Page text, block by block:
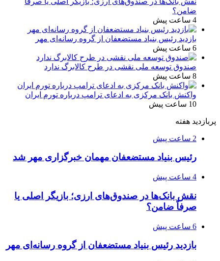
ضامن؟
4 ساعت پیش
بازدید رئیس بنیاد مستضعفان از گروه رسانه‌ای مهر
6 ساعت پیش
صندوق توسعه ملی نقشی در طرح کالابرگ ندارد
8 ساعت پیش
واکنش بانک مرکزی به ادعای ترامپ درباره تورم ایران
10 ساعت پیش
پربازدید هفته
2 ساعت پیش
رئیس بنیاد مستضعفان مهمان خبرگزاری مهر شد
4 ساعت پیش
نقش بانک‌ها در صندوق‌های ارزی؛ بازیگر اصلی یا
صرفاً ضامن؟
6 ساعت پیش
بازدید رئیس بنیاد مستضعفان از گروه رسانه‌ای مهر